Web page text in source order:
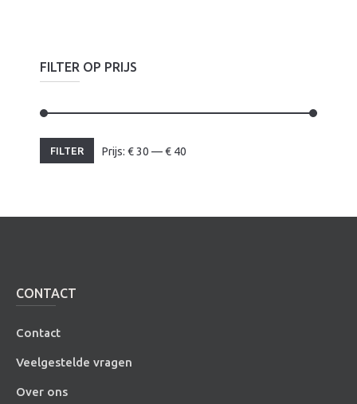
FILTER OP PRIJS
Min.
prijs
Max.
prijs
FILTER Prijs: €30 —€ 40
CONTACT
Contact
Veelgestelde vragen
Over ons